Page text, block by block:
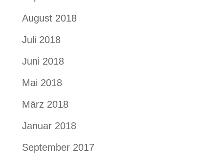
August 2018
Juli 2018
Juni 2018
Mai 2018
März 2018
Januar 2018
September 2017